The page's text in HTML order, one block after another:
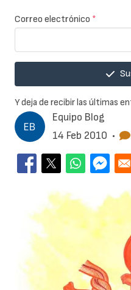
Equipo Blog
14 Feb 2010 •
Correo electrónico *
Y deja de recibir las últimas